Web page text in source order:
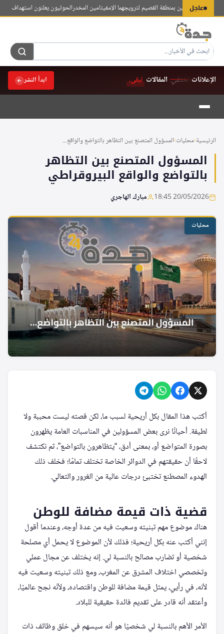
عاجل
على مواطنين بمنطقة القصيم لترويجهما الإمفيتامين المخدرالحوثيون يعلنون استهداف معسكر
الإعلانات تختفي.المقالات تبقى. ابدأ النشر
التجاوز
المحتوى
الرئيسية›محليات›المسؤول المتصنع بين التظاهر بالتواضع والواقع...
المسؤول المتصنع بين التظاهر
بالتواضع والواقع البيروقراطي
20/05/2026 18:45 مبارك الهاجري
محليات
أكتب هذا المقال بكل أريحية لسبب ما، لكن قصته ليست محببة ولا
لطيفة. أحيانًا نرى بعض المسؤولين في المناسبات العامة يظهرون
بصورة المتواضع أو، بمعنى أدق، “يتظاهرون بالتواضع”، ثم نكتشف
لاحقًا أن حقيقتهم في الدوائر الخاصة تختلف تمامًا؛ فخلف ذلك
الهدوء المصطنع تختبئ درجات عالية من الغرور والتعالي.
قضية ذات قيمة مضافة للوطن
هناك موضوع مهم تبنيته وسعيت فيه من عدة أوجه، وعندما أقول
إنني أكتب عنه بكل أريحية؛ فذلك لأن الموضوع لا يحمل أي مصلحة
شخصية أو تضارب مصالح بالنسبة لي. إنه يختلف عن مجال عملي
وتخصصي اختلاف المشرق عن المغرب، ومع ذلك تبنيته وسعيت فيه
لأنه، في رأيي، يمثل قيمة مضافة للوطن واقتصاده، ولأنّه نجح عالميًا،
وأعتقد أنه قادر على تقديم فائدة حقيقية للبلاد.
الأمر الأهم بالنسبة لي شخصيًا هو أنه سيسهم في خلق وظائف ذات